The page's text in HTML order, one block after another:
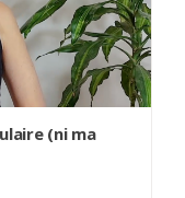
(ni ma